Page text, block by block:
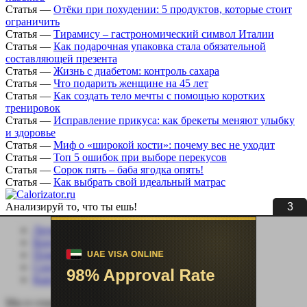
2
Статья — Отёки при похудении: 5 продуктов, которые стоит
ограничить
Статья — Тирамису – гастрономический символ Италии
Статья — Как подарочная упаковка стала обязательной
составляющей презента
Статья — Жизнь с диабетом: контроль сахара
Статья — Что подарить женщине на 45 лет
Статья — Как создать тело мечты с помощью коротких
тренировок
Статья — Исправление прикуса: как брекеты меняют улыбку
и здоровье
Статья — Миф о «широкой кости»: почему вес не уходит
Статья — Топ 5 ошибок при выборе перекусов
Статья — Сорок пять – баба ягодка опять!
Статья — Как выбрать свой идеальный матрас
Анализируй то, что ты ешь!
Личный кабинет
Помощь сайту
Соцсети
Карта сайта
Мы в социальных сетях: